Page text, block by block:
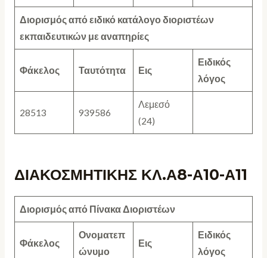
Διορισμός από ειδικό κατάλογο διοριστέων
εκπαιδευτικών με αναπηρίες
Φάκελος Ταυτότητα Εις
Ειδικός
λόγος
28513 939586
Λεμεσό
(24)
ΔΙΑΚΟΣΜΗΤΙΚΗΣ ΚΛ.Α8-Α10-Α11
Διορισμός από Πίνακα Διοριστέων
Φάκελος
Ονοματεπ
ώνυμο
Εις
Ειδικός
λόγος